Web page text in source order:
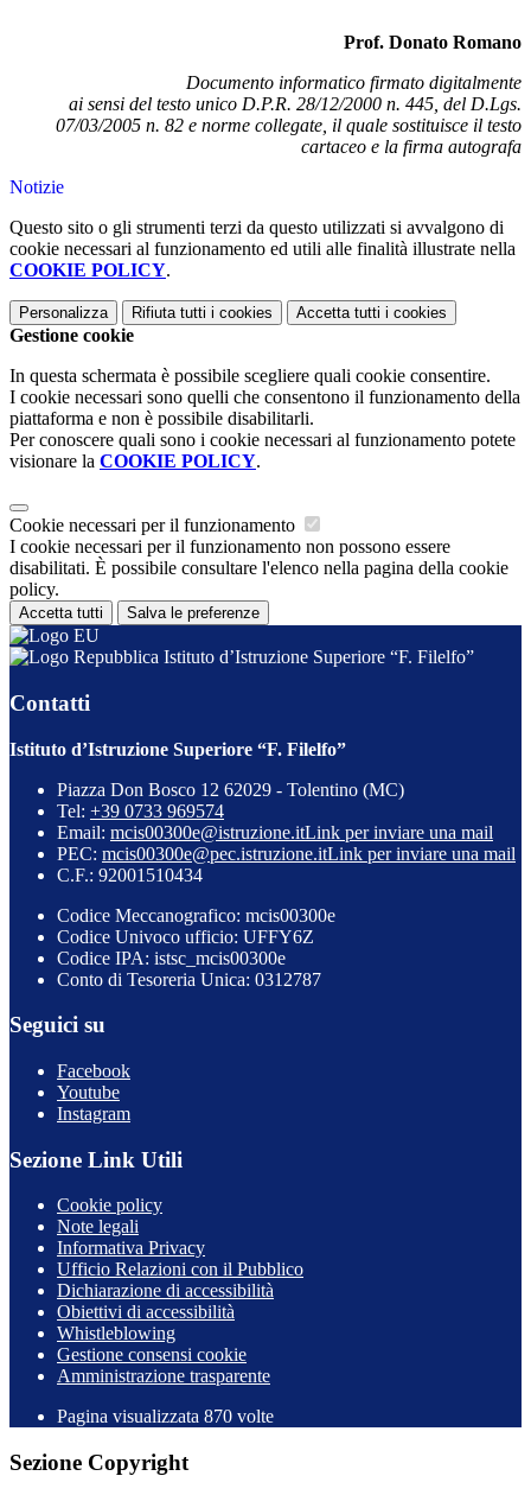
Prof. Donato Romano
Documento informatico firmato digitalmente
ai sensi del testo unico D.P.R. 28/12/2000 n. 445, del D.Lgs.
07/03/2005 n. 82 e norme collegate, il quale sostituisce il testo
cartaceo e la firma autografa
Notizie
Questo sito o gli strumenti terzi da questo utilizzati si avvalgono di
cookie necessari al funzionamento ed utili alle finalità illustrate nella
COOKIE POLICY.
Personalizza Rifiuta tutti i cookies Accetta tutti i cookies
Gestione cookie
In questa schermata è possibile scegliere quali cookie consentire.
I cookie necessari sono quelli che consentono il funzionamento della
piattaforma e non è possibile disabilitarli.
Per conoscere quali sono i cookie necessari al funzionamento potete
visionare la COOKIE POLICY.
Cookie necessari per il funzionamento
I cookie necessari per il funzionamento non possono essere
disabilitati. È possibile consultare l'elenco nella pagina della cookie
policy.
Accetta tutti Salva le preferenze
Istituto d’Istruzione Superiore “F. Filelfo”
Contatti
Istituto d’Istruzione Superiore “F. Filelfo”
Piazza Don Bosco 12 62029 - Tolentino (MC)
Tel: +39 0733 969574
Email: mcis00300e@istruzione.itLink per inviare una mail
PEC: mcis00300e@pec.istruzione.itLink per inviare una mail
C.F.: 92001510434
Codice Meccanografico: mcis00300e
Codice Univoco ufficio: UFFY6Z
Codice IPA: istsc_mcis00300e
Conto di Tesoreria Unica: 0312787
Seguici su
Facebook
Youtube
Instagram
Sezione Link Utili
Cookie policy
Note legali
Informativa Privacy
Ufficio Relazioni con il Pubblico
Dichiarazione di accessibilità
Obiettivi di accessibilità
Whistleblowing
Gestione consensi cookie
Amministrazione trasparente
Pagina visualizzata 870 volte
Sezione Copyright